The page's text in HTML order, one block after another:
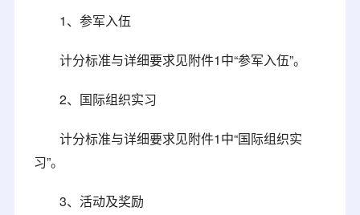
1、参军入伍
计分标准与详细要求见附件1中“参军入伍”。
2、国际组织实习
计分标准与详细要求见附件1中“国际组织实
习”。
3、活动及奖励